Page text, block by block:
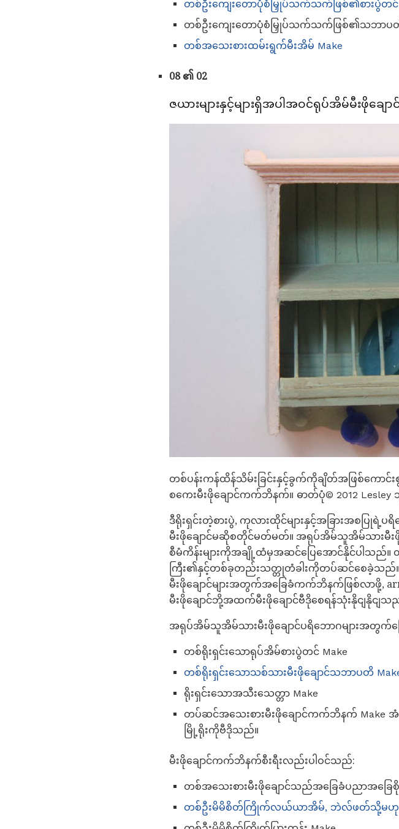
တစ်ဦးကျေးတောပုံစံမြှုပ်သက်သက်ဖြစ်၏စားပွဲတင်
တစ်ဦးကျေးတောပုံစံမြှုပ်သက်သက်ဖြစ်၏သဘာပတိ
တစ်အသေးစားထမ်းရွက်မီးအိမ် Make
08 ၏ 02
ဇယားများနှင့်များရှိအပါအဝင်ရုပ်အိမ်မီးဖိုချေ
တစ်ပန်းကန်ထိန်သိမ်းခြင်းနှင့်ခွက်ကိုချိတ်အဖြစ်ကော
စကေးမီးဖိုချောင်ကက်ဘိနက်။ ဓာတ်ပုံ© 2012 Lesley
ဒီရိုးရှင်းတဲ့စားပွဲ, ကုလားထိုင်များနှင့်အခြားအစပြု
မီးဖိုချောင်မဆိုစတိုင်မတ်မတ်။ အရုပ်အိမ်သူအိမ်သားမီ
စီမံကိန်းများကိုအချို့ထံမှအဆင်ပြေအောင်နိုင်ပါသည်
ကြီး၏နှင့်တစ်ခုတည်းသတ္တုတံခါးကိုတပ်ဆင်စေခဲ့သည်။
မီးဖိုချောင်များအတွက်အခြေခံကက်ဘိနက်ဖြစ်လာဖို့,
မီးဖိုချောင်ဘို့အထက်မီးဖိုချောင်ဗီဒိုစေရန်သုံးနိုငျနိုငျသည
အရုပ်အိမ်သူအိမ်သားမီးဖိုချောင်ပရိဘောဂများအတွက်
တစ်ရိုးရှင်းသောရုပ်အိမ်စားပွဲတင် Make
တစ်ရိုးရှင်းသောသစ်သားမီးဖိုချောင်သဘာပတိ
ရိုးရှင်းသောအသီးသေတ္တာ Make
တပ်ဆင်အသေးစားမီးဖိုချောင်ကက်ဘိနက် Make
မြို့ရိုးကိုဗီဒိုသည်။
မီးဖိုချောင်ကက်ဘိနက်စီးရီးလည်းပါဝင်သည်:
တစ်အသေးစားမီးဖိုချောင်သည်အခြေခံပညာအခြေ
တစ်ဦးမိမိစိတ်ကြိုက်လယ်ယာအိမ်, ဘဲလ်ဖတ်သို့မဟုတ်